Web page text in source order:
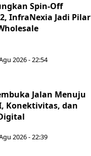
Spin-Off
InfraNexia Jadi Pilar
2026 - 22:54
Jalan Menuju
Konektivitas, dan
2026 - 22:39